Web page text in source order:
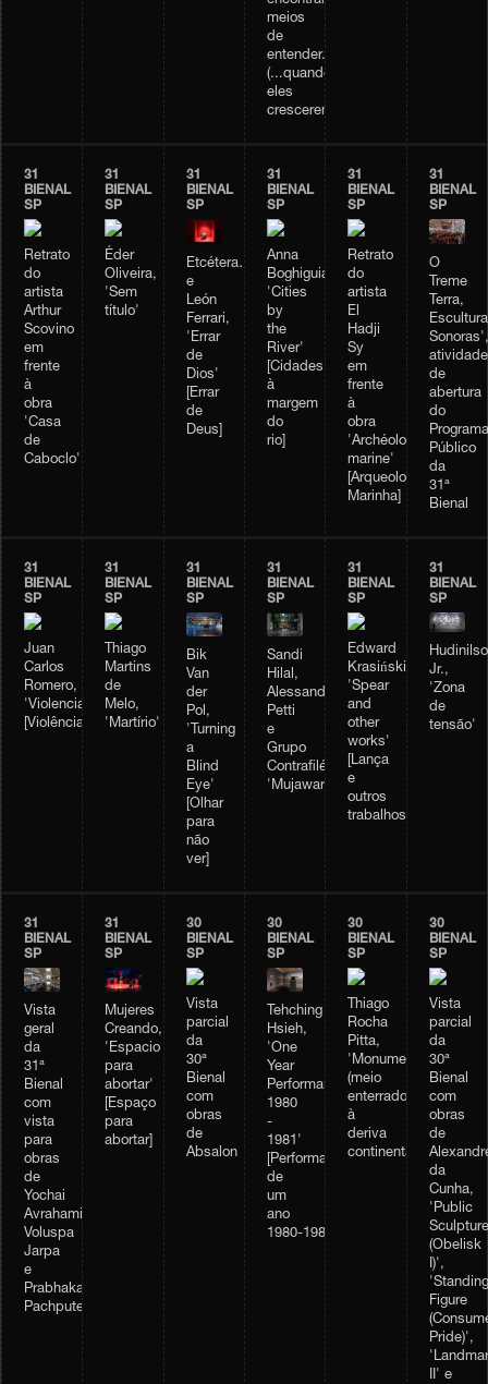
meios
de
entender...
(...quando
eles
crescerem...)]
31
BIENAL
SP
Retrato
do
artista
Arthur
Scovino
em
frente
à
obra
'Casa
de
Caboclo'
31
BIENAL
SP
Éder
Oliveira,
'Sem
título'
31
BIENAL
SP
Etcétera…
e
León
Ferrari,
'Errar
de
Dios'
[Errar
de
Deus]
31
BIENAL
SP
Anna
Boghiguian,
'Cities
by
the
River'
[Cidades
à
margem
do
rio]
31
BIENAL
SP
Retrato
do
artista
El
Hadji
Sy
em
frente
à
obra
'Archéologie
marine'
[Arqueologia
Marinha]
31
BIENAL
SP
O
Treme
Terra,
Sonoras',
atividade
de
abertura
do
Programa
Público
da
31ª
Bienal
31
BIENAL
SP
Juan
Carlos
Romero,
'Violencia'
[Violência]
31
BIENAL
SP
Thiago
Martins
de
Melo,
'Martírio'
31
BIENAL
SP
Bik
Van
der
Pol,
'Turning
a
Blind
Eye'
[Olhar
para
não
ver]
31
BIENAL
SP
Sandi
Hilal,
Alessandro
Petti
e
Grupo
Contrafilé,
'Mujawara'
31
BIENAL
SP
Edward
Krasiński,
'Spear
and
other
works'
[Lança
e
outros
trabalhos]
31
BIENAL
SP
Jr.,
'Zona
de
tensão'
31
BIENAL
SP
Vista
geral
da
31ª
Bienal
com
vista
para
obras
de
Yochai
Avrahami,
Voluspa
Jarpa
e
Prabhakar
Pachpute
31
BIENAL
SP
Mujeres
Creando,
'Espacio
para
abortar'
[Espaço
para
abortar]
30
BIENAL
SP
Vista
parcial
da
30ª
Bienal
com
obras
de
Absalon
30
BIENAL
SP
Tehching
Hsieh,
'One
Year
Performance
1980
-
1981'
[Performance
de
um
ano
1980‑1981]
30
BIENAL
SP
Thiago
Rocha
Pitta,
'Monumento
(meio
enterrado)
à
deriva
continental'
30
BIENAL
SP
Vista
parcial
da
30ª
Bienal
com
obras
de
da
Cunha,
'Public
Sculpture
(Obelisk
I)',
'Standing
Figure
Pride)',
II' e